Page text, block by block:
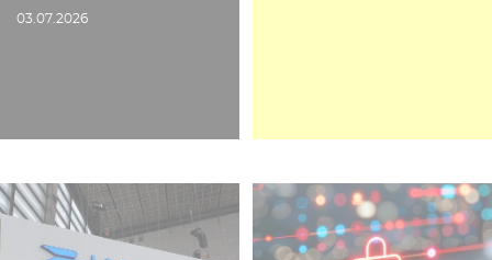
Date de publication
03.07.2026